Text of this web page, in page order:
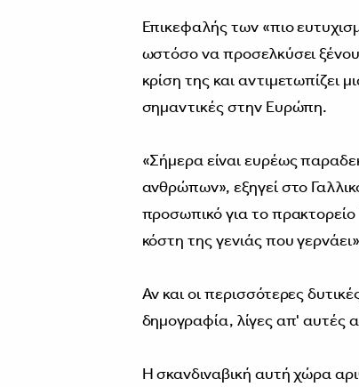
Επικεφαλής των «πιο
ωστόσο να προσελκύσει
κρίση της και αντιμετωπίζει
σημαντικές στην Ευρώπη.
«Σήμερα είναι ευρέως
ανθρώπων», εξηγεί στο
προσωπικό για το
κόστη της γενιάς που
Αν και οι περισσότερες
δημογραφία, λίγες απ' αυτές
Η σκανδιναβική αυτή χώρα